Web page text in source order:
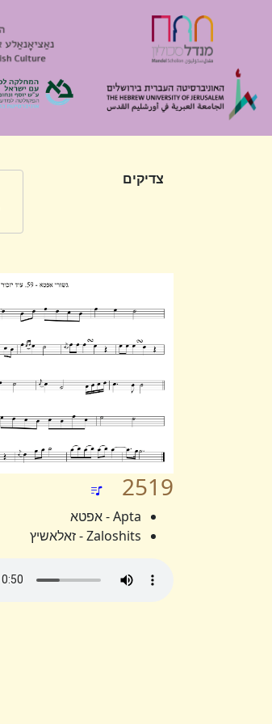
צדיקים
2519
Apta - אפטא
Zaloshits - זאלאשיץ